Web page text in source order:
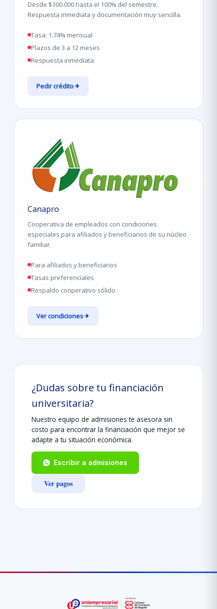
Desde $300.000 hasta el 100% del semestre.
Respuesta inmediata y documentación muy sencilla.
Tasa: 1.74% mensual
Plazos de 3 a 12 meses
Respuesta inmediata
Pedir crédito
Canapro
Cooperativa de empleados con condiciones
especiales para afiliados y beneficiarios de su núcleo
familiar.
Para afiliados y beneficiarios
Tasas preferenciales
Respaldo cooperativo sólido
Ver condiciones
¿Dudas sobre tu financiación
universitaria?
Nuestro equipo de admisiones te asesora sin
costo para encontrar la financiación que mejor se
adapte a tu situación económica.
Escribir a admisiones
Ver pagos